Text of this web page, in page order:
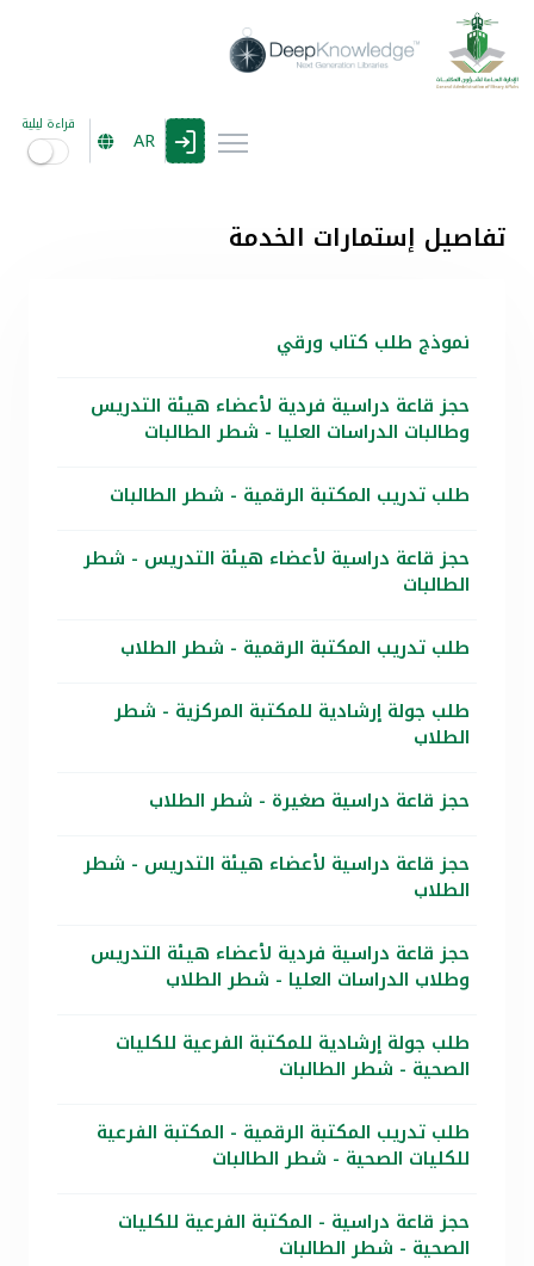
AR
قراءة ليلية
تفاصيل إستمارات الخدمة
نموذج طلب كتاب ورقي
حجز قاعة دراسية فردية لأعضاء هيئة التدريس
وطالبات الدراسات العليا - شطر الطالبات
طلب تدريب المكتبة الرقمية - شطر الطالبات
حجز قاعة دراسية لأعضاء هيئة التدريس - شطر
الطالبات
طلب تدريب المكتبة الرقمية - شطر الطلاب
طلب جولة إرشادية للمكتبة المركزية - شطر
الطلاب
حجز قاعة دراسية صغيرة - شطر الطلاب
حجز قاعة دراسية لأعضاء هيئة التدريس - شطر
الطلاب
حجز قاعة دراسية فردية لأعضاء هيئة التدريس
وطلاب الدراسات العليا - شطر الطلاب
طلب جولة إرشادية للمكتبة الفرعية للكليات
الصحية - شطر الطالبات
طلب تدريب المكتبة الرقمية - المكتبة الفرعية
للكليات الصحية - شطر الطالبات
حجز قاعة دراسية - المكتبة الفرعية للكليات
الصحية - شطر الطالبات